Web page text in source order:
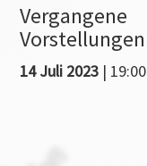
Vergangene
Vorstellungen
14 Juli 2023 | 19:00